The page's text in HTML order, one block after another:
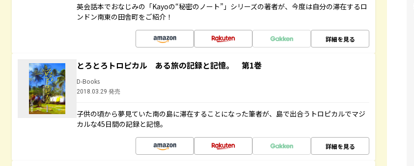
英会話本でおなじみの「Kayoの“秘密のノート”」シリーズの著者が、今度は自分の滞在するロ
ンドン南東の田舎町をご紹介！
詳細を見る
とろとろトロピカル ある旅の記録と記憶。 第1巻
D-Books
2018.03.29 発売
子供の頃から夢見ていた南の島に滞在することになった筆者が、島で出合うトロピカルでマジ
カルな45日間の記録と記憶。
詳細を見る